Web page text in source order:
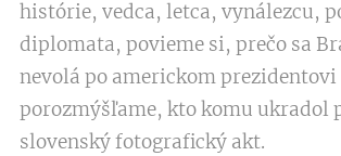
histórie, vedca, letca, vynálezcu,
diplomata, povieme si, prečo sa
nevolá po americkom prezidentovi
porozmýšľame, kto komu ukradol
slovenský fotografický akt.